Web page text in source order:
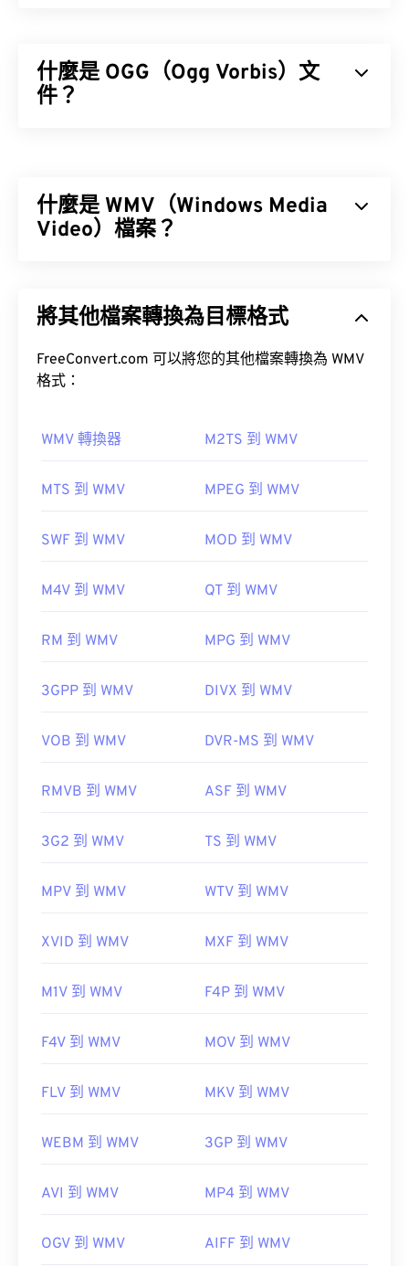
什麼是 OGG（Ogg Vorbis）文
件？
檔案以其高品質而聞名。 OGG 檔案包含元資料以及
藝人和曲目標題資訊。
如何開啟 OGG 檔案？
RealPlayer
https://en.wikipedia.org/wiki/Ogg
什麼是 WMV（Windows Media
Video）檔案？
產生易於管理且能保持視訊品質的檔案。 WMV 檔案
格式中。
如何開啟 WMV 檔案？
ASF）檔案。
WMV 也很容易轉換為其他影片檔案格式。但是，請
HandBrake
初始發佈時間：
相關連結：
https://en.wikipedia.org/wiki/
將其他檔案轉換為目標格式
FreeConvert.com 可以將您的其他檔案轉換為 WMV
格式：
WMV 轉換器 M2TS 到 WMV
MTS 到 WMV MPEG 到 WMV
SWF 到 WMV MOD 到 WMV
M4V 到 WMV QT 到 WMV
RM 到 WMV MPG 到 WMV
3GPP 到 WMV DIVX 到 WMV
VOB 到 WMV DVR-MS 到 WMV
RMVB 到 WMV ASF 到 WMV
3G2 到 WMV TS 到 WMV
MPV 到 WMV WTV 到 WMV
XVID 到 WMV MXF 到 WMV
M1V 到 WMV F4P 到 WMV
F4V 到 WMV MOV 到 WMV
FLV 到 WMV MKV 到 WMV
WEBM 到 WMV 3GP 到 WMV
AVI 到 WMV MP4 到 WMV
OGV 到 WMV AIFF 到 WMV